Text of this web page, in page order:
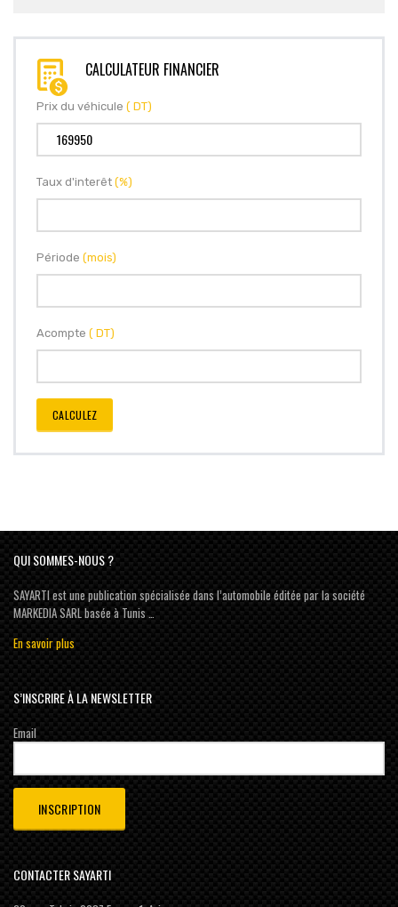
CALCULATEUR FINANCIER
Prix du véhicule ( DT)
Taux d'interêt (%)
Période (mois)
Acompte ( DT)
CALCULEZ
QUI SOMMES-NOUS ?
SAYARTI est une publication spécialisée dans l’automobile éditée par la société
MARKEDIA SARL basée à Tunis …
En savoir plus
S’INSCRIRE À LA NEWSLETTER
Email
CONTACTER SAYARTI